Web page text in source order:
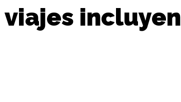
viajes incluyen